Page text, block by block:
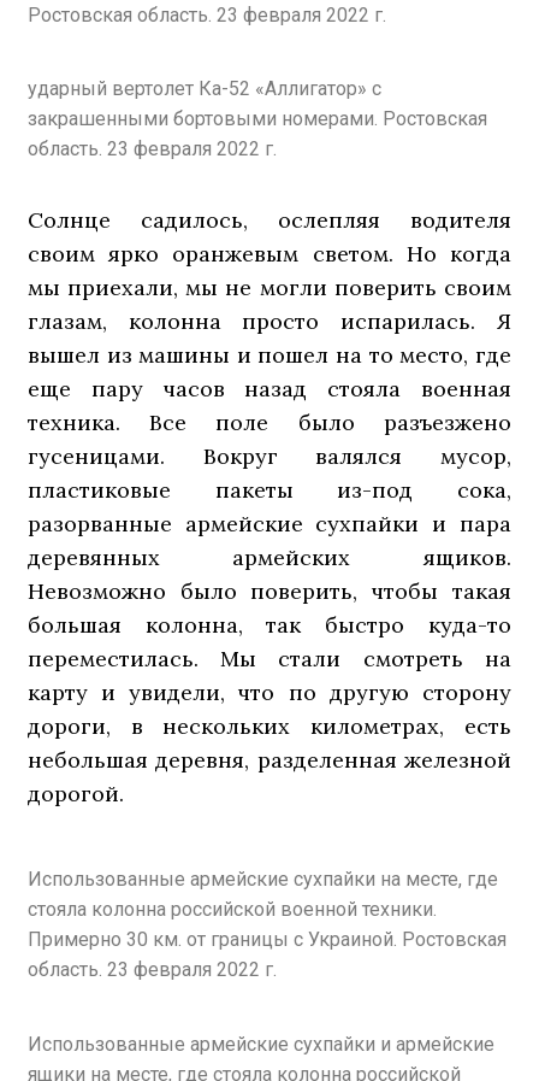
Ростовская область. 23 февраля 2022 г.
ударный вертолет Ка-52 «Аллигатор» с
закрашенными бортовыми номерами. Ростовская
область. 23 февраля 2022 г.
Солнце садилось, ослепляя водителя
своим ярко оранжевым светом. Но когда
мы приехали, мы не могли поверить своим
глазам, колонна просто испарилась. Я
вышел из машины и пошел на то место, где
еще пару часов назад стояла военная
техника. Все поле было разъезжено
гусеницами. Вокруг валялся мусор,
пластиковые пакеты из-под сока,
разорванные армейские сухпайки и пара
деревянных армейских ящиков.
Невозможно было поверить, чтобы такая
большая колонна, так быстро куда-то
переместилась. Мы стали смотреть на
карту и увидели, что по другую сторону
дороги, в нескольких километрах, есть
небольшая деревня, разделенная железной
дорогой.
Использованные армейские сухпайки на месте, где
стояла колонна российской военной техники.
Примерно 30 км. от границы с Украиной. Ростовская
область. 23 февраля 2022 г.
Использованные армейские сухпайки и армейские
ящики на месте, где стояла колонна российской